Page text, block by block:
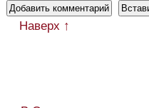
Наверх ↑